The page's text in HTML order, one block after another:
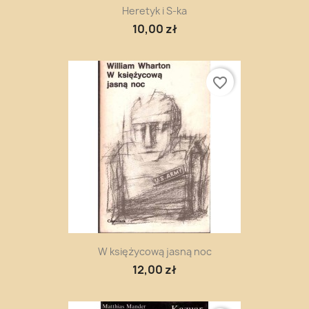
Heretyk i S-ka
10,00 zł
W księżycową jasną noc
12,00 zł
favorite_border